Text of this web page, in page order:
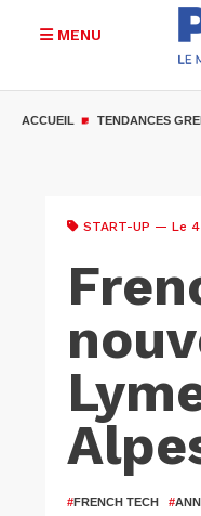
MENU
ACCUEIL TENDANCES
START-UP — Le 4
#FRENCH TECH #